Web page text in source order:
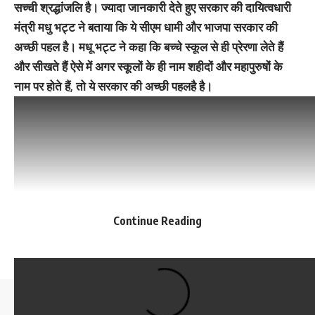
सच्ची श्रद्धांजलि है। ज्यादा जानकारी देते हुए सरकार की दायित्वधारी
मंत्री मधु भट्ट ने बताया कि ये सीएम धामी और भाजपा सरकार की
अच्छी पहल‌ है। मधू भट्ट ने कहा कि बच्चे स्कूल से ही प्रेरणा लेते हैं
और सीखते हैं ऐसे में अगर स्कूलों के ही नाम शहीदों और महापुरुषों के
नाम पर होते हैं, तो ये सरकार की अच्छी पहल‌है है।
Continue Reading